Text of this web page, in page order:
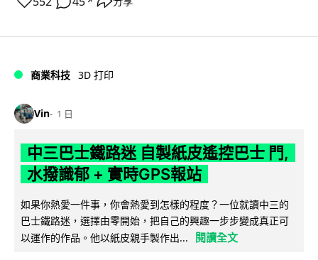
商業科技 3D 打印
Vin 1 日
中三巴士鐵路迷 自製紙皮遙控巴士 門,
水撥識郁 + 實時GPS報站
如果你熱愛一件事，你會熱愛到怎樣的程度？一位就讀中三的
巴士鐵路迷，選擇由零開始，把自己的興趣一步步變成真正可
以運作的作品。他以紙皮親手製作出...
閱讀全文